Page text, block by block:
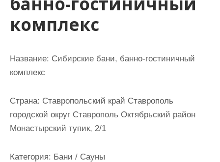
комплекс
Название: Сибирские бани, банно-гостиничный
комплекс
Страна: Ставропольский край Ставрополь
городской округ Ставрополь Октябрьский район
Монастырский тупик, 2/1
Категория: Бани / Сауны